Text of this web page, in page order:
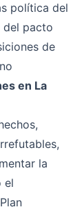
política del
del pacto
de
en La
la
el